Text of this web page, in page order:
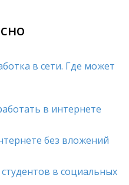
в сети. Где может
в интернете
без вложений
в социальных